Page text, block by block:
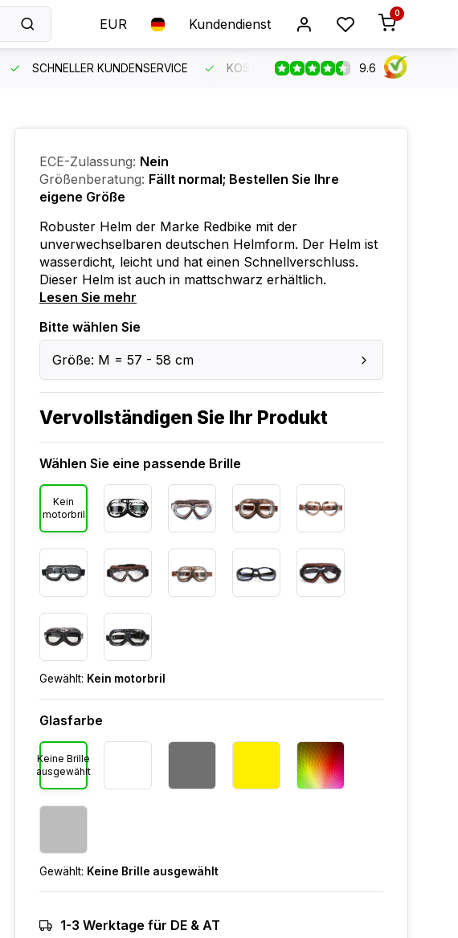
EUR Kundendienst
0
SCHNELLER KUNDENSERVICE KOSTENLOSER VERSAND AB 150 €
9.6
ECE-Zulassung: Nein
Größenberatung: Fällt normal; Bestellen Sie Ihre
eigene Größe
Robuster Helm der Marke Redbike mit der
unverwechselbaren deutschen Helmform. Der Helm ist
wasserdicht, leicht und hat einen Schnellverschluss.
Dieser Helm ist auch in mattschwarz erhältlich.
Lesen Sie mehr
Bitte wählen Sie
Größe: M = 57 - 58 cm
Vervollständigen Sie Ihr Produkt
Wählen Sie eine passende Brille
Kein
motorbril
Gewählt: Kein motorbril
Glasfarbe
Keine Brille
ausgewählt
Gewählt: Keine Brille ausgewählt
1-3 Werktage für DE & AT